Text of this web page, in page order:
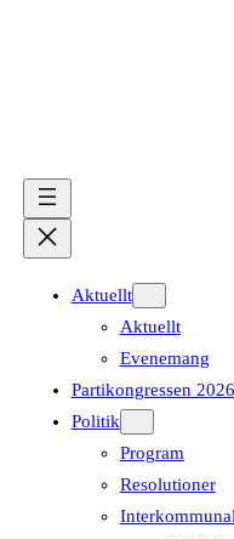
Aktuellt
Aktuellt
Evenemang
Partikongressen 2026
Politik
Program
Resolutioner